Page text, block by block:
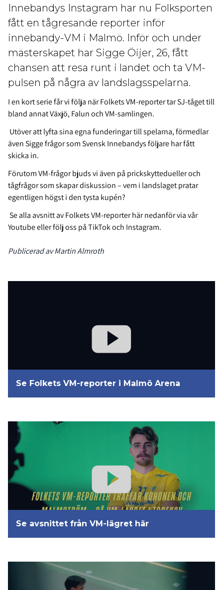
Innebandys Instagram har nu Folksporten
fått en tågresande reporter inför
innebandy-VM i Malmö. Inför och under
mästerskapet har Sigge Öijer, 26, fått
chansen att resa runt i landet och ta VM-
pulsen på några av landslagsspelarna.
I en kort serie får vi följa när Folkets VM-reporter tar SJ-tåget till
bland annat Växjö, Falun och VM-samlingen.
Utöver att lyfta sina egna funderingar till spelarna, förmedlar
även Sigge frågor som Svensk Innebandys följare har fått
skicka in.
Förutom VM-frågor bjuds vi även på prickskyttedueller och
tågfrågor som skapar diskussion – vem i landslaget pratar
egentligen högst i den tysta kupén?
Se alla avsnitt av Folkets VM-reporter här nedanför via vår
Youtube eller följ oss på TikTok och Instagram.
Publicerad av Martin Almroth
Se Folkets VM-reporter i Malmö Arena
Se avsnittet från VM-lägret här